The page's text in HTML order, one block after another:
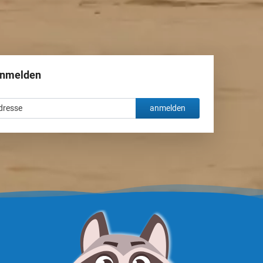
Tjumen
Tscheljabinsk
Wolgograd
anmelden